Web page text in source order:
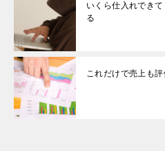
いくら仕入れでき
る
これだけで売上も